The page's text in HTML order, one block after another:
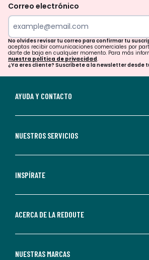
tu
para
tu
parte
Correo electrónico
No olvides revisar tu correo para confirmar tu
aceptas recibir comunicaciones comerciales por
darte de baja en cualquier momento. Para más
nuestra política de privacidad.
¿Ya eres cliente? Suscríbete a la newsletter desde
AYUDA Y CONTACTO
NUESTROS SERVICIOS
INSPÍRATE
ACERCA DE LA REDOUTE
NUESTRAS MARCAS